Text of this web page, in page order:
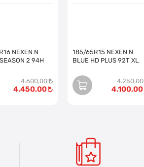
NEXEN N
2 94H
4.600,00
4.450,00
185/65R15 NEXEN N
BLUE HD PLUS 92T XL
4.250,00
4.100,00